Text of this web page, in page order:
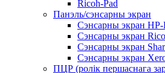
Ricoh-Pad
Панэль/сэнсарны экран
Сэнсарны экран HP-
Сэнсарны экран
Сэнсарны экран
Сэнсарны экран
ПЦР (ролік першаснага